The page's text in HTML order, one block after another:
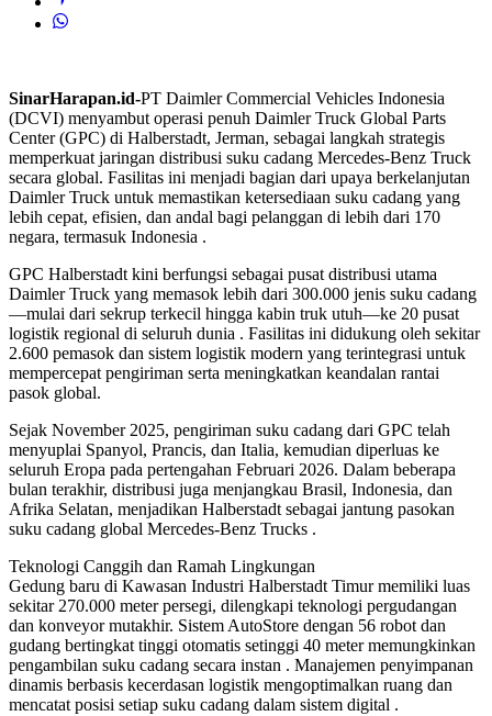
SinarHarapan.id-PT Daimler Commercial Vehicles Indonesia
(DCVI) menyambut operasi penuh Daimler Truck Global Parts
Center (GPC) di Halberstadt, Jerman, sebagai langkah strategis
memperkuat jaringan distribusi suku cadang Mercedes-Benz Truck
secara global. Fasilitas ini menjadi bagian dari upaya berkelanjutan
Daimler Truck untuk memastikan ketersediaan suku cadang yang
lebih cepat, efisien, dan andal bagi pelanggan di lebih dari 170
negara, termasuk Indonesia .
GPC Halberstadt kini berfungsi sebagai pusat distribusi utama
Daimler Truck yang memasok lebih dari 300.000 jenis suku cadang
—mulai dari sekrup terkecil hingga kabin truk utuh—ke 20 pusat
logistik regional di seluruh dunia . Fasilitas ini didukung oleh sekitar
2.600 pemasok dan sistem logistik modern yang terintegrasi untuk
mempercepat pengiriman serta meningkatkan keandalan rantai
pasok global.
Sejak November 2025, pengiriman suku cadang dari GPC telah
menyuplai Spanyol, Prancis, dan Italia, kemudian diperluas ke
seluruh Eropa pada pertengahan Februari 2026. Dalam beberapa
bulan terakhir, distribusi juga menjangkau Brasil, Indonesia, dan
Afrika Selatan, menjadikan Halberstadt sebagai jantung pasokan
suku cadang global Mercedes-Benz Trucks .
Teknologi Canggih dan Ramah Lingkungan
Gedung baru di Kawasan Industri Halberstadt Timur memiliki luas
sekitar 270.000 meter persegi, dilengkapi teknologi pergudangan
dan konveyor mutakhir. Sistem AutoStore dengan 56 robot dan
gudang bertingkat tinggi otomatis setinggi 40 meter memungkinkan
pengambilan suku cadang secara instan . Manajemen penyimpanan
dinamis berbasis kecerdasan logistik mengoptimalkan ruang dan
mencatat posisi setiap suku cadang dalam sistem digital .